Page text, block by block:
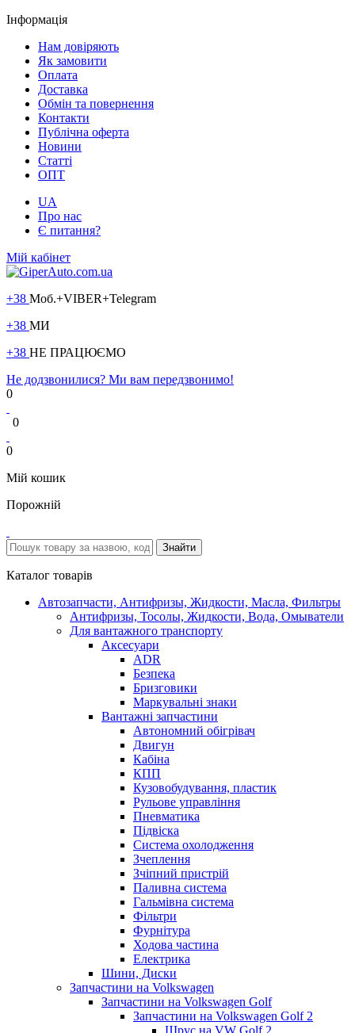
Інформація
Нам довіряють
Як замовити
Оплата
Доставка
Обмін та повернення
Контакти
Публічна оферта
Новини
Статті
ОПТ
UA
Про нас
Є питання?
Мій кабінет
+38 Моб.+VIBER+Telegram
+38 МИ
+38 НЕ ПРАЦЮЄМО
Не додзвонилися? Ми вам передзвонимо!
0
0
0
Мій кошик
Порожній
Каталог товарів
Автозапчасти, Антифризы, Жидкости, Масла, Фильтры
Антифризы, Тосолы, Жидкости, Вода, Омыватели
Для вантажного транспорту
Аксесуари
ADR
Безпека
Бризговики
Маркувальні знаки
Вантажні запчастини
Автономний обігрівач
Двигун
Кабіна
КПП
Кузовобудування, пластик
Рульове управління
Пневматика
Підвіска
Система охолодження
Зчеплення
Зчіпний пристрій
Паливна система
Гальмівна система
Фільтри
Фурнітура
Ходова частина
Електрика
Шини, Диски
Запчастини на Volkswagen
Запчастини на Volkswagen Golf
Запчастини на Volkswagen Golf 2
Шрус на VW Golf 2